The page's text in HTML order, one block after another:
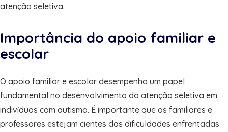
atenção seletiva.
Importância do apoio familiar e
escolar
O apoio familiar e escolar desempenha um papel
fundamental no desenvolvimento da atenção seletiva em
indivíduos com autismo. É importante que os familiares e
professores estejam cientes das dificuldades enfrentadas